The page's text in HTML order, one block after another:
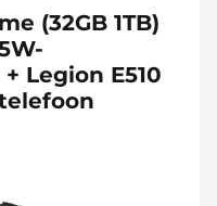
(32GB 1TB)
Legion E510